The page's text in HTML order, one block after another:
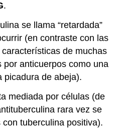
.
se llama “retardada”
(en contraste con las
características de muchas
por anticuerpos como una
picadura de abeja).
mediada por células (de
rara vez se
tuberculina positiva).